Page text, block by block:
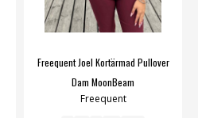
Freequent Joel Kortärmad Pullover
Dam MoonBeam
Freequent